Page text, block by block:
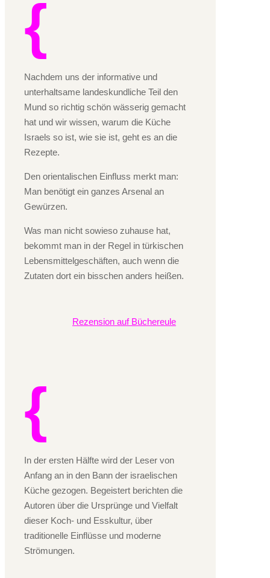
Nachdem uns der informative und
unterhaltsame landeskundliche Teil den
Mund so richtig schön wässerig gemacht
hat und wir wissen, warum die Küche
Israels so ist, wie sie ist, geht es an die
Rezepte.
Den orientalischen Einfluss merkt man:
Man benötigt ein ganzes Arsenal an
Gewürzen.
Was man nicht sowieso zuhause hat,
bekommt man in der Regel in türkischen
Lebensmittelgeschäften, auch wenn die
Zutaten dort ein bisschen anders heißen.
Rezension auf Büchereule
In der ersten Hälfte wird der Leser von
Anfang an in den Bann der israelischen
Küche gezogen. Begeistert berichten die
Autoren über die Ursprünge und Vielfalt
dieser Koch- und Esskultur, über
traditionelle Einflüsse und moderne
Strömungen.